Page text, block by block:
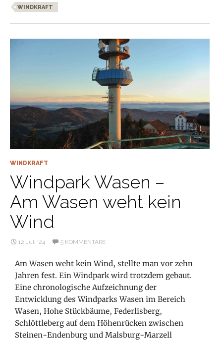
WINDKRAFT
WINDKRAFT
Windpark Wasen –
Am Wasen weht kein
Wind
12 Juli ’24 5 KOMMENTARE
Am Wasen weht kein Wind, stellte man vor zehn
Jahren fest. Ein Windpark wird trotzdem gebaut.
Eine chronologische Aufzeichnung der
Entwicklung des Windparks Wasen im Bereich
Wasen, Hohe Stückbäume, Federlisberg,
Schlöttleberg auf dem Höhenrücken zwischen
Steinen-Endenburg und Malsburg-Marzell